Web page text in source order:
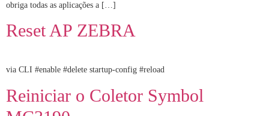
obriga todas as aplicações a […]
Reset AP ZEBRA
via CLI #enable #delete startup-config #reload
Reiniciar o Coletor Symbol